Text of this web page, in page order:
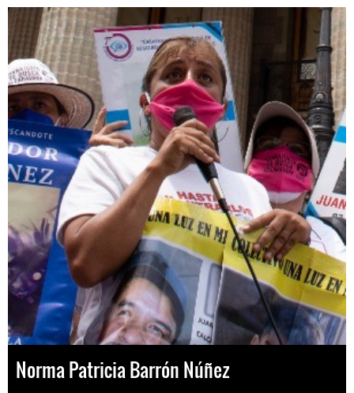
Norma Patricia Barrón Núñez